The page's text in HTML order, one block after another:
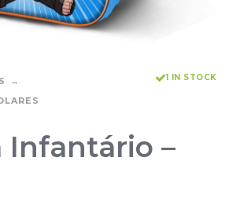
1 IN STOCK
Infantário –